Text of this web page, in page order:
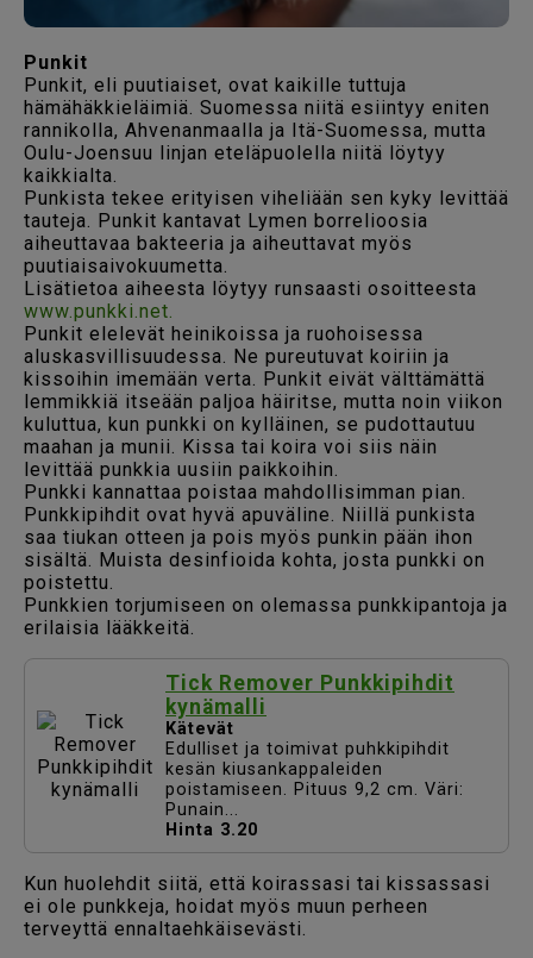
Punkit
Punkit, eli puutiaiset, ovat kaikille tuttuja
hämähäkkieläimiä. Suomessa niitä esiintyy eniten
rannikolla, Ahvenanmaalla ja Itä-Suomessa, mutta
Oulu-Joensuu linjan eteläpuolella niitä löytyy
kaikkialta.
Punkista tekee erityisen viheliään sen kyky levittää
tauteja. Punkit kantavat Lymen borrelioosia
aiheuttavaa bakteeria ja aiheuttavat myös
puutiaisaivokuumetta.
Lisätietoa aiheesta löytyy runsaasti osoitteesta
www.punkki.net.
Punkit elelevät heinikoissa ja ruohoisessa
aluskasvillisuudessa. Ne pureutuvat koiriin ja
kissoihin imemään verta. Punkit eivät välttämättä
lemmikkiä itseään paljoa häiritse, mutta noin viikon
kuluttua, kun punkki on kylläinen, se pudottautuu
maahan ja munii. Kissa tai koira voi siis näin
levittää punkkia uusiin paikkoihin.
Punkki kannattaa poistaa mahdollisimman pian.
Punkkipihdit ovat hyvä apuväline. Niillä punkista
saa tiukan otteen ja pois myös punkin pään ihon
sisältä. Muista desinfioida kohta, josta punkki on
poistettu.
Punkkien torjumiseen on olemassa punkkipantoja ja
erilaisia lääkkeitä.
Tick Remover Punkkipihdit
kynämalli
Kätevät
Edulliset ja toimivat puhkkipihdit
kesän kiusankappaleiden
poistamiseen. Pituus 9,2 cm. Väri:
Punain...
Hinta 3.20
Kun huolehdit siitä, että koirassasi tai kissassasi
ei ole punkkeja, hoidat myös muun perheen
terveyttä ennaltaehkäisevästi.